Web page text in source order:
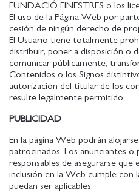
FUNDACIÓ FINESTRES o los
El uso de la Página Web por
cesión de ningún derecho de
El Usuario tiene totalmente
distribuir, poner a disposición o
comunicar públicamente,
Contenidos o los Signos
autorización del titular de los
resulte legalmente permitido.
PUBLICIDAD
En la página Web podrán
patrocinados. Los anunciantes o
responsables de asegurarse
inclusión en la Web cumple con
puedan ser aplicables.